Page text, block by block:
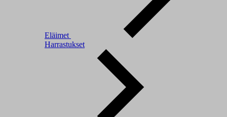
Eläimet
Harrastukset